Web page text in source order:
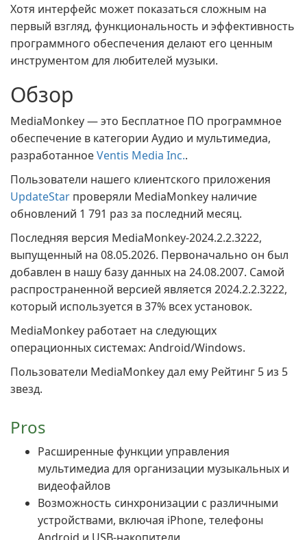
Хотя интерфейс может показаться сложным на
первый взгляд, функциональность и эффективность
программного обеспечения делают его ценным
инструментом для любителей музыки.
Обзор
MediaMonkey — это Бесплатное ПО программное
обеспечение в категории Аудио и мультимедиа,
разработанноеVentis Media Inc..
Пользователи нашего клиентского приложения
UpdateStar проверяли MediaMonkey наличие
обновлений 1 791 раз за последний месяц.
Последняя версия MediaMonkey-2024.2.2.3222,
выпущенный на 08.05.2026. Первоначально он был
добавлен в нашу базу данных на 24.08.2007. Самой
распространенной версией является 2024.2.2.3222,
который используется в 37% всех установок.
MediaMonkey работает на следующих
операционных системах: Android/Windows.
Пользователи MediaMonkey дал ему Рейтинг 5 из 5
звезд.
Pros
Расширенные функции управления
мультимедиа для организации музыкальных и
видеофайлов
Возможность синхронизации с различными
устройствами, включая iPhone, телефоны